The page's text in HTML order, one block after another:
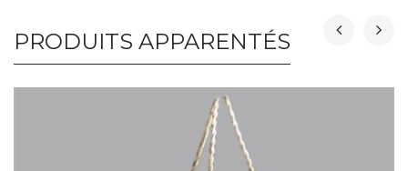
PRODUITS APPARENTÉS